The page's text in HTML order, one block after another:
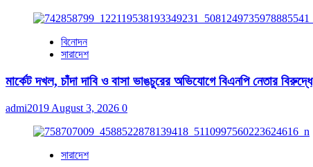
বিনোদন
সারাদেশ
মার্কেট দখল, চাঁদা দাবি ও বাসা ভাঙচুরের অভিযোগে বিএনপি নেতার বিরুদ্ধে
admi2019 August 3, 2026 0
সারাদেশ